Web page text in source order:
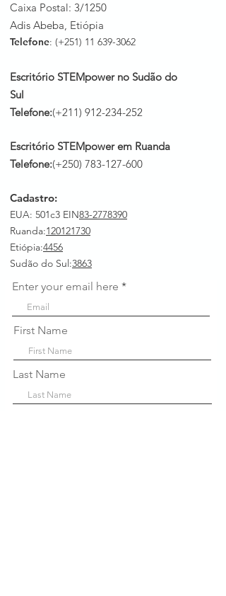
Caixa Postal: 3/1250
Adis Abeba, Etiópia
Telefone: (+251) 11 639-3062
Escritório STEMpower no Sudão do
Sul
Telefone:(+211) 912-234-252
Escritório STEMpower em Ruanda
Telefone:(+250) 783-127-600
Cadastro:
EUA: 501c3 EIN83-2778390
Ruanda:120121730
Etiópia:4456
Sudão do Sul:3863
Enter your email here
First Name
Last Name